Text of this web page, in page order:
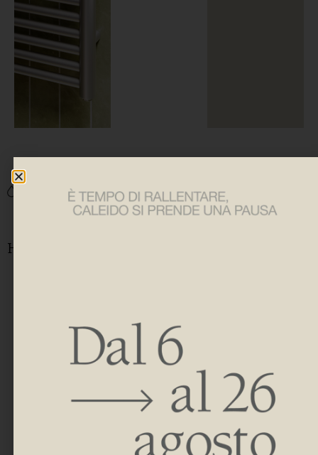
ITALO INOX ITALO INOX ELEC
H 800 | 1200 | 1500
L 400 | 500
L 400 | 500